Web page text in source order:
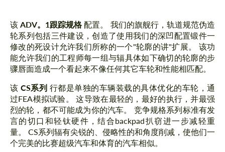
描述
该ADV。1跟踪规格配置。 我们的旗舰行，轨道规范伪造
轮系列包括三件建设，创造了使用我们的深凹配置锻件一
修改的死设计允许我们所称的一个"轮廓的讲"扩展。 该功
能允许我们的工程师每一组与辐具体如下确切的轮廓的步
骤唇面造成一个看起来不像任何其它车轮和性能相匹配。
该 CS系列 行都是单独的车辆装载的具体优化的车轮，通
过FEA模拟试验。 这导致在最轻的，最好的执行，并最强
烈的轮，都不可能成为你的汽车。 竞争规格系列标准有发
言的切口和轻钛硬件，结合backpad扒窃进一步减轻重
量。 CS系列辐有尖锐的、侵略性的和角度削减，使他们一
个完美的比赛超级汽车和体育的汽车相似。